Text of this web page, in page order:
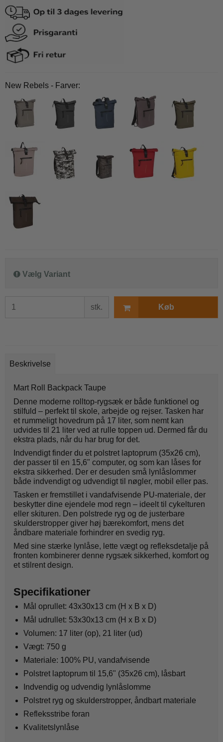
New Rebels - Farver:
Vælg Variant
stk. Køb
Beskrivelse
Mart Roll Backpack Taupe
Denne moderne rolltop-rygsæk er både funktionel og
stilfuld – perfekt til skole, arbejde og rejser. Tasken har
et rummeligt hovedrum på 17 liter, som nemt kan
udvides til 21 liter ved at rulle toppen ud. Dermed får du
ekstra plads, når du har brug for det.
Indvendigt finder du et polstret laptoprum (35x26 cm),
der passer til en 15,6" computer, og som kan låses for
ekstra sikkerhed. Der er desuden små lynlåslommer
både indvendigt og udvendigt til nøgler, mobil eller pas.
Tasken er fremstillet i vandafvisende PU-materiale, der
beskytter dine ejendele mod regn – ideelt til cykelturen
eller skituren. Den polstrede ryg og de justerbare
skulderstropper giver høj bærekomfort, mens det
åndbare materiale forhindrer en svedig ryg.
Med sine stærke lynlåse, lette vægt og refleksdetalje på
fronten kombinerer denne rygsæk sikkerhed, komfort og
et stilrent design.
Specifikationer
Mål oprullet: 43x30x13 cm (H x B x D)
Mål udrullet: 53x30x13 cm (H x B x D)
Volumen: 17 liter (op), 21 liter (ud)
Vægt: 750 g
Materiale: 100% PU, vandafvisende
Polstret laptoprum til 15,6" (35x26 cm), låsbart
Indvendig og udvendig lynlåslomme
Polstret ryg og skulderstropper, åndbart materiale
Refleksstribe foran
Kvalitetslynlåse